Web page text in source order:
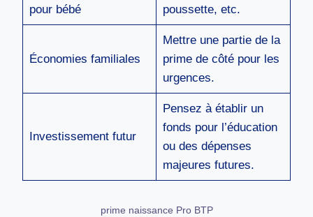
pour bébé
poussette, etc.
Économies familiales
Mettre une partie de la
prime de côté pour les
urgences.
Investissement futur
Pensez à établir un
fonds pour l’éducation
ou des dépenses
majeures futures.
prime naissance Pro BTP